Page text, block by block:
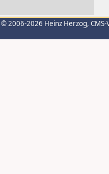
© 2006-2026 Heinz Herzog,